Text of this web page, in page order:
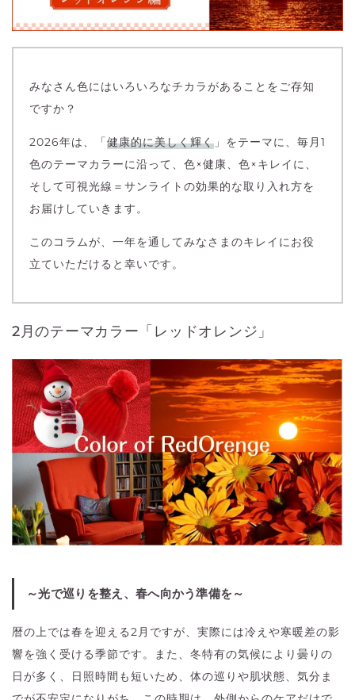
みなさん色にはいろいろなチカラがあることをご存知
ですか？
2026年は、「健康的に美しく輝く 」をテーマに、毎月1
色のテーマカラーに沿って、色×健康、色×キレイに、
そして可視光線＝サンライトの効果的な取り入れ方を
お届けしていきます。
このコラムが、一年を通してみなさまのキレイにお役
立ていただけると幸いです。
2月のテーマカラー「レッドオレンジ」
～光で巡りを整え、春へ向かう準備を～
暦の上では春を迎える2月ですが、実際には冷えや寒暖差の影
響を強く受ける季節です。また、冬特有の気候により曇りの
日が多く、日照時間も短いため、体の巡りや肌状態、気分ま